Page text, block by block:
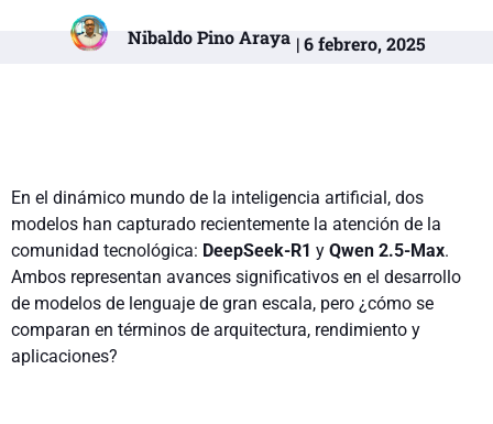
Nibaldo Pino Araya | 6 febrero, 2025
En el dinámico mundo de la inteligencia artificial, dos
modelos han capturado recientemente la atención de la
comunidad tecnológica: DeepSeek-R1 y Qwen 2.5-Max.
Ambos representan avances significativos en el desarrollo
de modelos de lenguaje de gran escala, pero ¿cómo se
comparan en términos de arquitectura, rendimiento y
aplicaciones?